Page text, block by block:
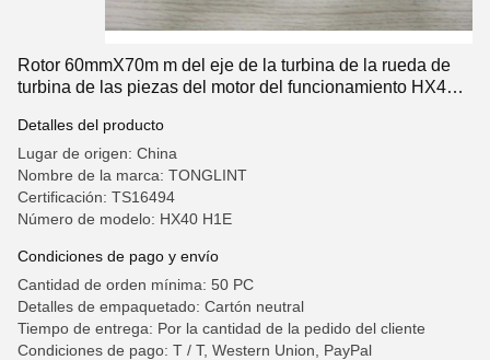
Rotor 60mmX70m m del eje de la turbina de la rueda de
turbina de las piezas del motor del funcionamiento HX40
Detalles del producto
Lugar de origen: China
Nombre de la marca: TONGLINT
Certificación: TS16494
Número de modelo: HX40 H1E
Condiciones de pago y envío
Cantidad de orden mínima: 50 PC
Detalles de empaquetado: Cartón neutral
Tiempo de entrega: Por la cantidad de la pedido del cliente
Condiciones de pago: T / T, Western Union, PayPal